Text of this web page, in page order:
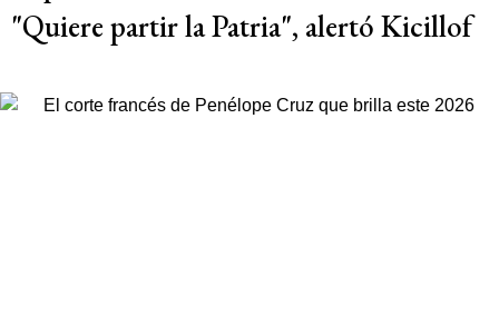
"Quiere partir la Patria", alertó Kicillof